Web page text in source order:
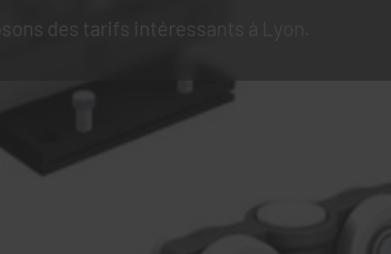
des tarifs intéressants à Lyon.